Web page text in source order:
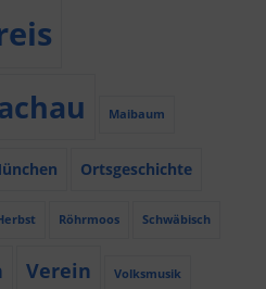
Maibaum
Ortsgeschichte
Röhrmoos Schwäbisch
Verein Volksmusik